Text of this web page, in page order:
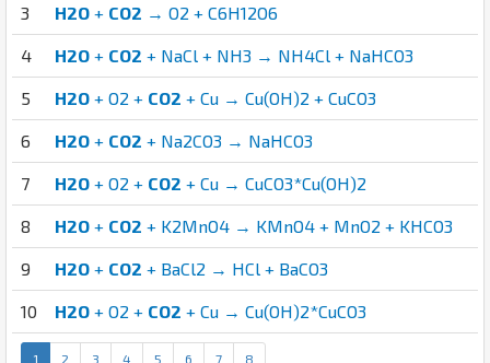
3 H2O + CO2 → O2 + C6H12O6
4 H2O + CO2 + NaCl + NH3 → NH4Cl + NaHCO3
5 H2O + O2 + CO2 + Cu → Cu(OH)2 + CuCO3
6 H2O + CO2 + Na2CO3 → NaHCO3
7 H2O + O2 + CO2 + Cu → CuCO3*Cu(OH)2
8 H2O + CO2 + K2MnO4 → KMnO4 + MnO2 + KHCO3
9 H2O + CO2 + BaCl2 → HCl + BaCO3
10 H2O + O2 + CO2 + Cu → Cu(OH)2*CuCO3
1 2 3 4 5 6 7 8